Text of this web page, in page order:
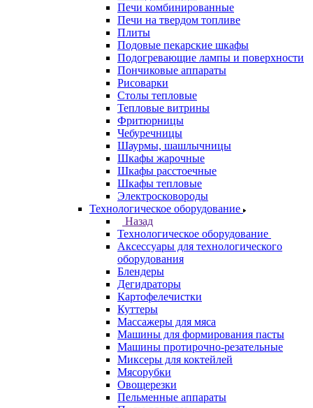
Печи комбинированные
Печи на твердом топливе
Плиты
Подовые пекарские шкафы
Подогревающие лампы и поверхности
Пончиковые аппараты
Рисоварки
Столы тепловые
Тепловые витрины
Фритюрницы
Чебуречницы
Шаурмы, шашлычницы
Шкафы жарочные
Шкафы расстоечные
Шкафы тепловые
Электросковороды
Технологическое оборудование
Назад
Технологическое оборудование
Аксессуары для технологического
оборудования
Блендеры
Дегидраторы
Картофелечистки
Куттеры
Массажеры для мяса
Машины для формирования пасты
Машины протирочно-резательные
Миксеры для коктейлей
Мясорубки
Овощерезки
Пельменные аппараты